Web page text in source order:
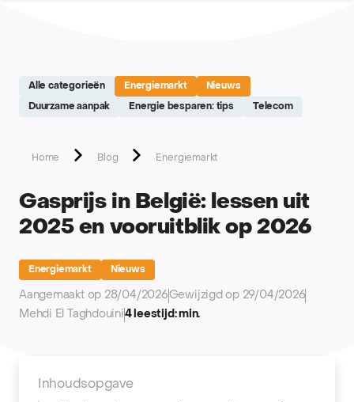
Alle categorieën Energiemarkt Nieuws
Duurzame aanpak Energie besparen: tips Telecom
Home Blog Energiemarkt
Gasprijs in België: lessen uit
2025 en vooruitblik op 2026
Energiemarkt Nieuws
Aangemaakt op 28/04/2026Gewijzigd op 29/04/2026
Mehdi El Taghdouini4 leestijd: min.
Inhoudsopgave